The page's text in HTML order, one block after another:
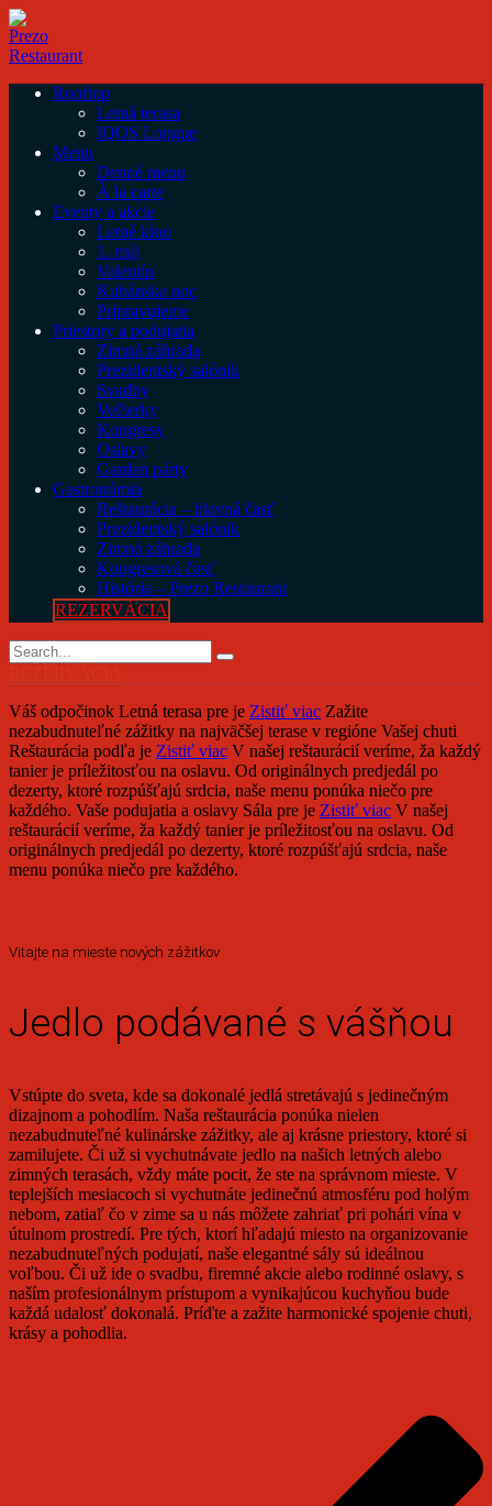
Rooftop
Letná terasa
IQOS Longue
Menu
Denné menu
À la carte
Eventy a akcie
Letné kino
1. máj
Valentín
Kubánska noc
Pripravujeme
Priestory a podujatia
Zimná záhrada
Prezidentský salónik
Svadby
Večierky
Kongresy
Oslavy
Garden párty
Gastronómia
Reštaurácia – hlavná časť
Prezidentský salónik
Zimná záhrada
Kongresová časť
História – Prezo Restaurant
REZERVÁCIA
Váš odpočinok Letná terasa pre je Zistiť viac Zažite
nezabudnuteľné zážitky na najväčšej terase v regióne Vašej chuti
Reštaurácia podľa je Zistiť viac V našej reštaurácií veríme, ža každý
tanier je príležitosťou na oslavu. Od originálnych predjedál po
dezerty, ktoré rozpúšťajú srdcia, naše menu ponúka niečo pre
každého. Vaše podujatia a oslavy Sála pre je Zistiť viac V našej
reštaurácií veríme, ža každý tanier je príležitosťou na oslavu. Od
originálnych predjedál po dezerty, ktoré rozpúšťajú srdcia, naše
menu ponúka niečo pre každého.
Vitajte na mieste nových zážitkov
Jedlo podávané s vášňou
Vstúpte do sveta, kde sa dokonalé jedlá stretávajú s jedinečným
dizajnom a pohodlím. Naša reštaurácia ponúka nielen
nezabudnuteľné kulinárske zážitky, ale aj krásne priestory, ktoré si
zamilujete. Či už si vychutnávate jedlo na našich letných alebo
zimných terasách, vždy máte pocit, že ste na správnom mieste. V
teplejších mesiacoch si vychutnáte jedinečnú atmosféru pod holým
nebom, zatiaľ čo v zime sa u nás môžete zahriať pri pohári vína v
útulnom prostredí. Pre tých, ktorí hľadajú miesto na organizovanie
nezabudnuteľných podujatí, naše elegantné sály sú ideálnou
voľbou. Či už ide o svadbu, firemné akcie alebo rodinné oslavy, s
naším profesionálnym prístupom a vynikajúcou kuchyňou bude
každá udalosť dokonalá. Príďte a zažite harmonické spojenie chuti,
krásy a pohodlia.